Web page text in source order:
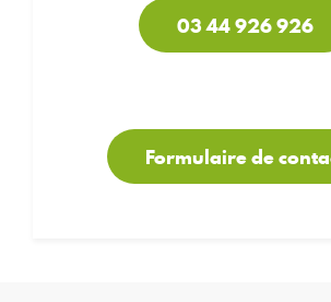
03 44 926 926
Formulaire de